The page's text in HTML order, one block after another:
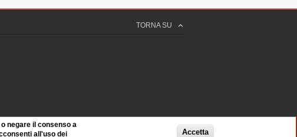
TORNA SU
negare il consenso a
all'uso dei Accetta